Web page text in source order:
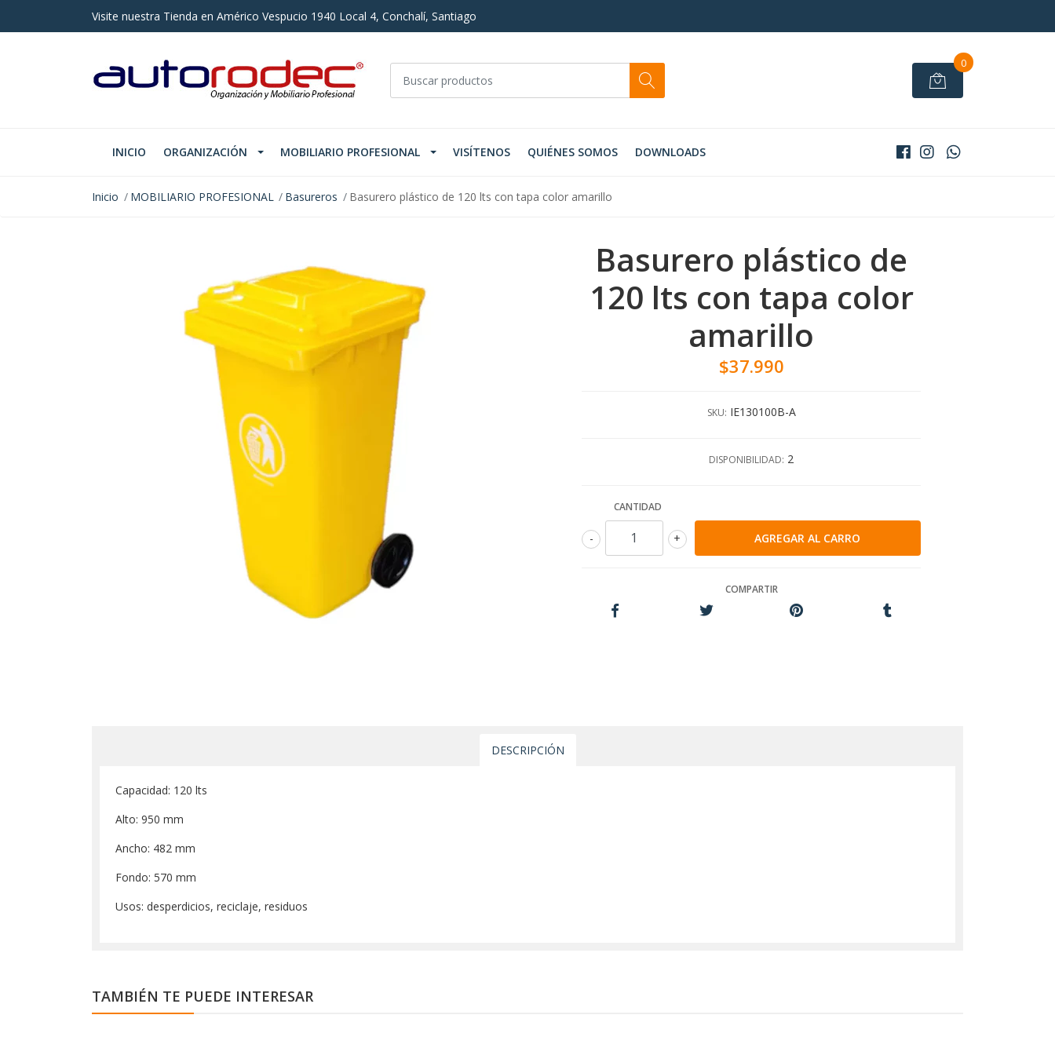
Visite nuestra Tienda en Américo Vespucio 1940 Local 4, Conchalí, Santiago
0
INICIO ORGANIZACIÓN MOBILIARIO PROFESIONAL VISÍTENOS QUIÉNES SOMOS DOWNLOADS
Inicio MOBILIARIO PROFESIONAL Basureros Basurero plástico de 120 lts con tapa color amarillo
Basurero plástico de
120 lts con tapa color
amarillo
$37.990
SKU: IE130100B-A
DISPONIBILIDAD: 2
CANTIDAD
+
-
COMPARTIR
DESCRIPCIÓN
Capacidad: 120 lts
Alto: 950 mm
Ancho: 482 mm
Fondo: 570 mm
Usos: desperdicios, reciclaje, residuos
TAMBIÉN TE PUEDE INTERESAR